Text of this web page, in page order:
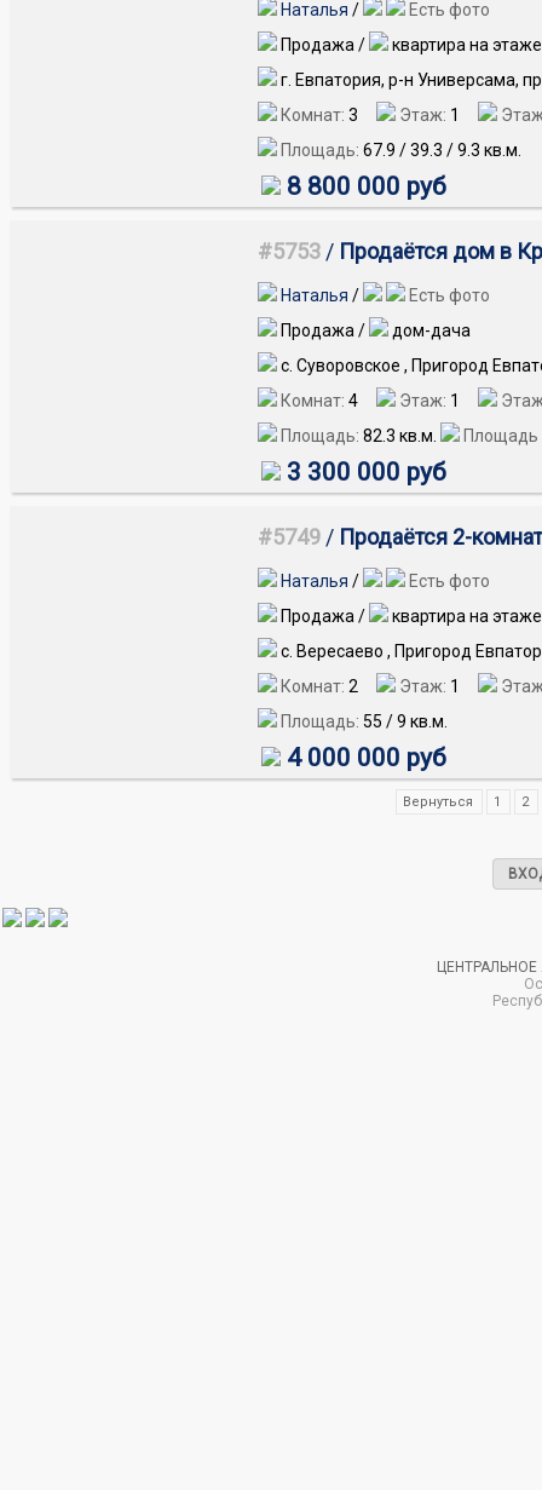
Наталья /
Есть фото
Продажа /
квартира на этаже
г. Евпатория, р-н Универсама,
Комнат: 3 Этаж: 1
Площадь: 67.9 /39.3 /9.3 кв.м.
8 800 000 руб
#5753 / Продаётся дом в
Наталья /
Есть фото
Продажа /
дом-дача
с. Суворовское , Пригород
Комнат: 4 Этаж: 1
Площадь: 82.3 кв.м. Площадь
3 300 000 руб
#5749 / Продаётся 2-
Наталья /
Есть фото
Продажа /
квартира на этаже
с. Вересаево , Пригород
Комнат: 2 Этаж: 1
Площадь: 55 /9 кв.м.
4 000 000 руб
Вернуться 1 2